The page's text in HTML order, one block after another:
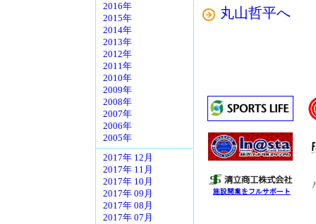
2016年
2015年
2014年
2013年
2012年
2011年
2010年
2009年
2008年
2007年
2006年
2005年
2017年 12月
2017年 11月
2017年 10月
2017年 09月
2017年 08月
2017年 07月
丸山哲平へ